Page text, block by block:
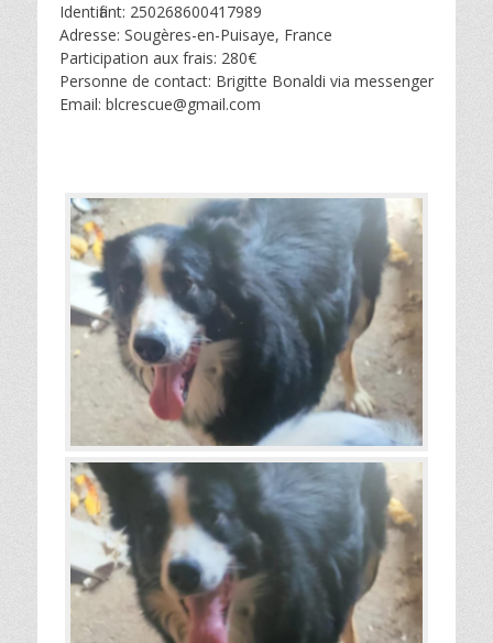
Identifiant: 250268600417989
Adresse: Sougères-en-Puisaye, France
Participation aux frais: 280€
Personne de contact: Brigitte Bonaldi via messenger
Email: blcrescue@gmail.com